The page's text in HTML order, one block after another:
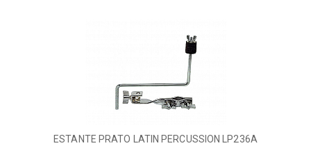
ESTANTE PRATO LATIN PERCUSSION LP236A